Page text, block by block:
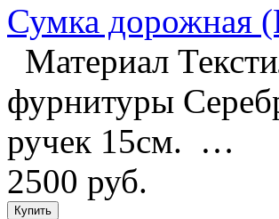
Сумка дорожная
Материал
фурнитуры
ручек 15см. …
2500 руб.